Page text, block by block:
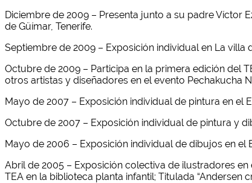
Diciembre de 2009 – Presenta junto a su padre Víctor
de Güímar, Tenerife.
Septiembre de 2009 – Exposición individual en La
Octubre de 2009 – Participa en la primera edición del
otros artistas y diseñadores en el evento Pechakucha
Mayo de 2007 – Exposición individual de pintura en el
Octubre de 2007 – Exposición individual de pintura y
Mayo de 2006 – Exposición individual de dibujos en el
Abril de 2005 – Exposición colectiva de ilustradores
TEA en la biblioteca planta infantil; Titulada “Andersen